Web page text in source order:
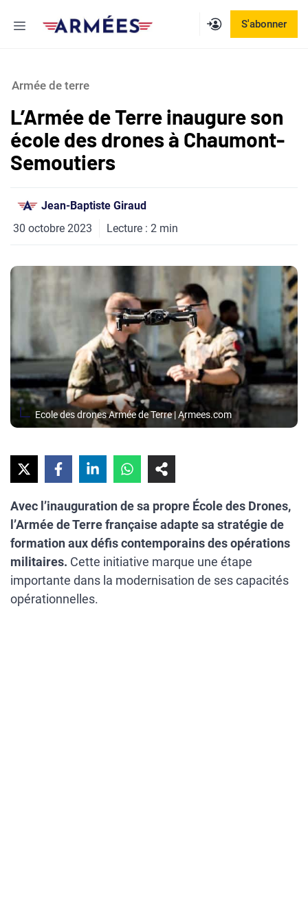
S'abonner
Menu
Armée de terre
L’Armée de Terre inaugure son
école des drones à Chaumont-
Semoutiers
Jean-Baptiste Giraud
30 octobre 2023
Lecture : 2 min
Ecole des drones Armée de Terre | Armees.com
Avec l’inauguration de sa propre École des Drones,
l’Armée de Terre française adapte sa stratégie de
formation aux défis contemporains des opérations
militaires. Cette initiative marque une étape
importante dans la modernisation de ses capacités
opérationnelles.